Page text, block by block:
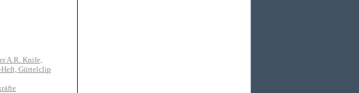
A.R. Knife,
Gürtelclip